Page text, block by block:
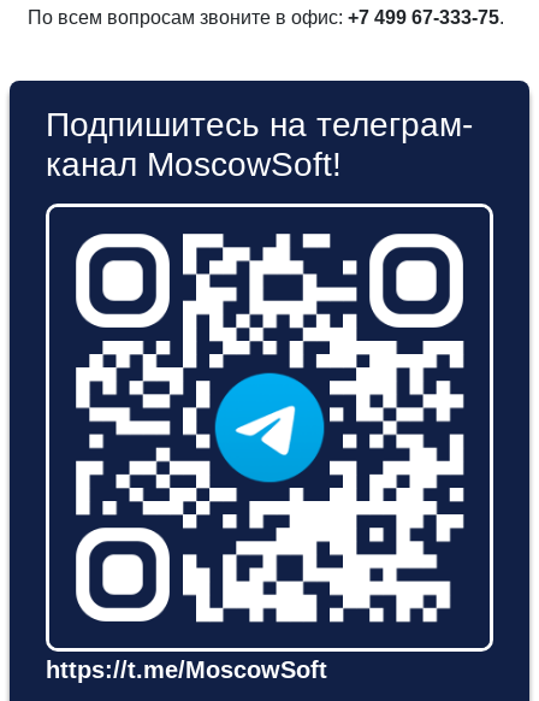
По всем вопросам звоните в офис: +7 499 67-333-75.
Подпишитесь на телеграм-
канал MoscowSoft!
https://t.me/MoscowSoft